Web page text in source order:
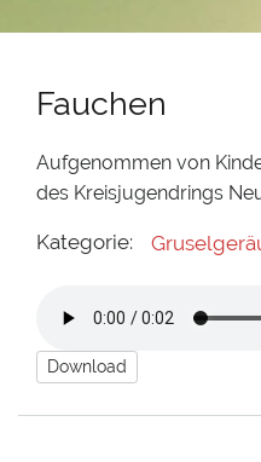
Fauchen
Aufgenommen von
des Kreisjugendrings
Kategorie:
Download